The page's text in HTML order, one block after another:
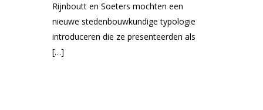
Rijnboutt en Soeters mochten een
nieuwe stedenbouwkundige typologie
introduceren die ze presenteerden als
[…]